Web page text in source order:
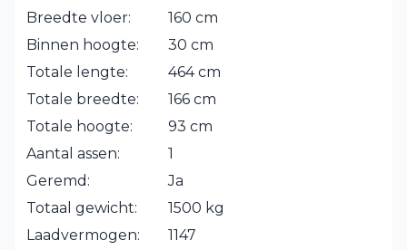
Breedte vloer:
160 cm
Binnen hoogte:
30 cm
Totale lengte:
464 cm
Totale breedte:
166 cm
Totale hoogte:
93 cm
Aantal assen:
1
Geremd:
Ja
Totaal gewicht:
1500 kg
Laadvermogen:
1147